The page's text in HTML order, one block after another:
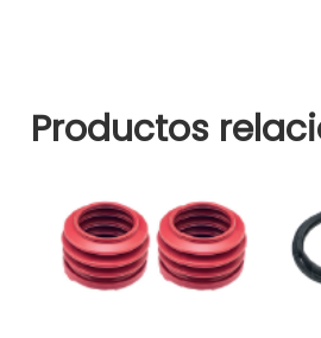
Productos